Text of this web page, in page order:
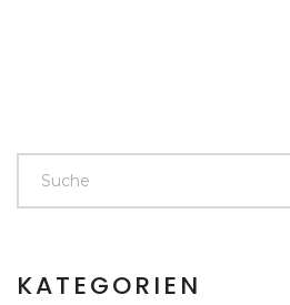
KATEGORIEN